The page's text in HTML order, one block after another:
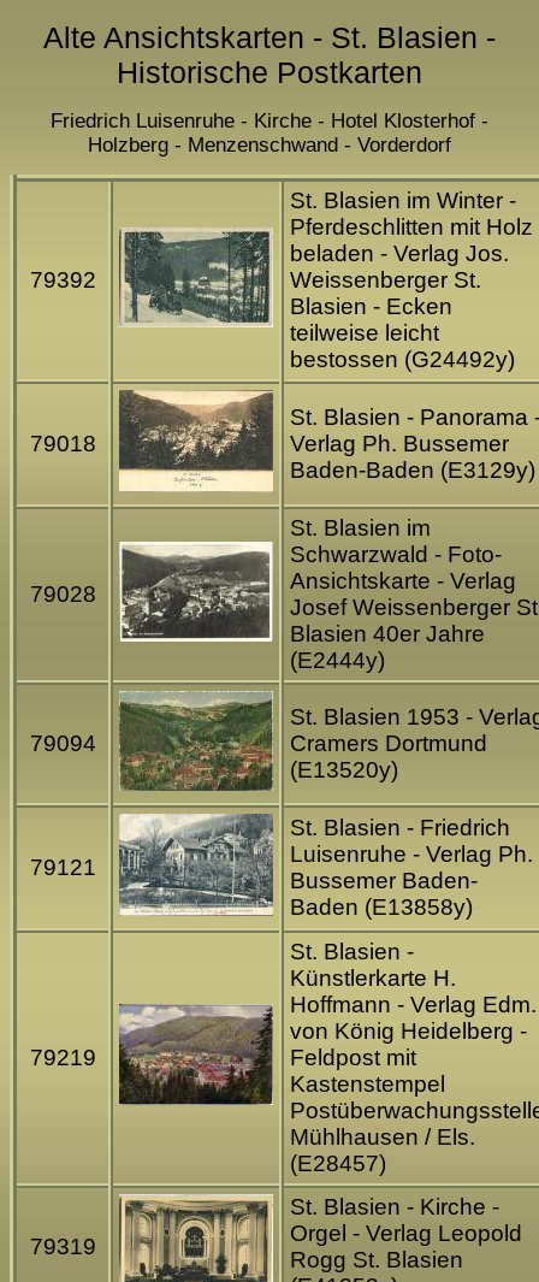
Alte Ansichtskarten - St. Blasien -
Historische Postkarten
Friedrich Luisenruhe - Kirche - Hotel Klosterhof -
Holzberg - Menzenschwand - Vorderdorf
79392
St. Blasien im Winter -
Pferdeschlitten mit Holz
beladen - Verlag Jos.
Weissenberger St.
Blasien - Ecken
teilweise leicht
bestossen (G24492y)
79018
St. Blasien - Panorama
Verlag Ph. Bussemer
Baden-Baden (E3129y)
79028
St. Blasien im
Schwarzwald - Foto-
Ansichtskarte - Verlag
Josef Weissenberger
Blasien 40er Jahre
(E2444y)
79094
St. Blasien 1953 -
Cramers Dortmund
(E13520y)
79121
St. Blasien - Friedrich
Luisenruhe - Verlag Ph.
Bussemer Baden-
Baden (E13858y)
79219
St. Blasien -
Künstlerkarte H.
Hoffmann - Verlag Edm.
von König Heidelberg -
Feldpost mit
Kastenstempel
Mühlhausen / Els.
(E28457)
79319
St. Blasien - Kirche -
Orgel - Verlag Leopold
Rogg St. Blasien